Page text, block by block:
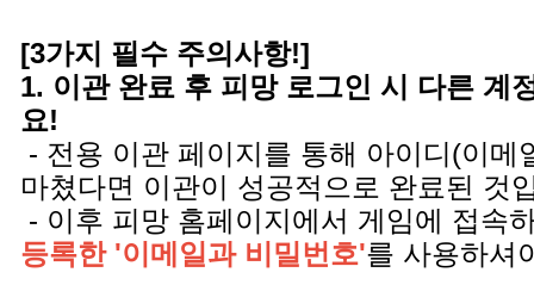
[3가지 필수 주의사항!]
1. 이관 완료 후 피망 로그인 시 다른 계
요!
- 전용 이관 페이지를 통해 아이디(이메
마쳤다면 이관이 성공적으로 완료된 것
- 이후 피망 홈페이지에서 게임에 접속
등록한 '이메일과 비밀번호'를 사용하셔